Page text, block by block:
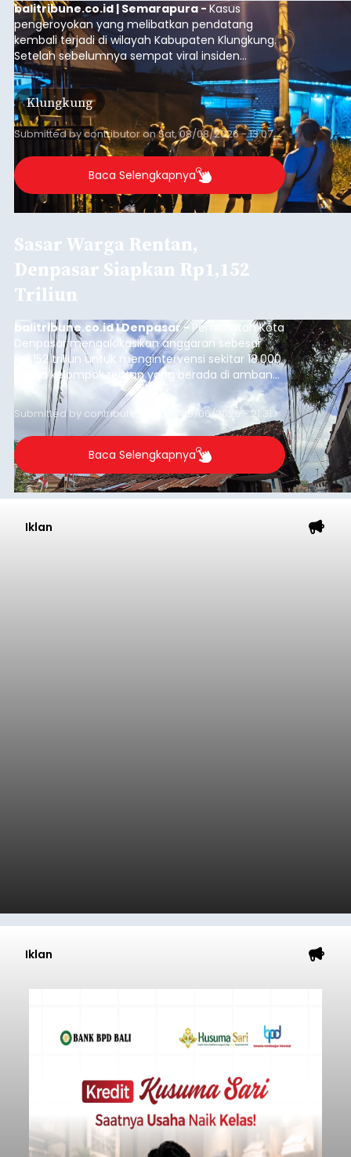
balitribune.co.id | Semarapura -Kasus
pengeroyokan yang melibatkan pendatang
kembali terjadi di wilayah Kabupaten Klungkung.
Setelah sebelumnya sempat viral insiden
keributan di barat Pasar Galiran, peristiwa serupa
kini menimpa seorang pemuda asal Kabupaten
Sumba Barat Daya (SBD), Nusa Tenggara Timur
(NTT).
Klungkung
Submitted bycontributoronSat, 08/08/2026 - 13:07
Baca Selengkapnya
Sasar Warga Rentan,
Denpasar Siapkan Rp1,152
Triliun
balitribune.co.id I Denpasar - Pemerintah Kota
Denpasar mengalokasikan anggaran sebesar
Rp1,152 triliun untuk mengintervensi sekitar 18.000
warga kelompok rentan yang berada di ambang
garis kemiskinan. Langkah strategis ini diambil
guna menjaga masyarakat yang berada pada
kelompok desil 5 dan 6 tersebut agar tidak
merosot ke kategori miskin.
Submitted by contributor Thu, 08/06/2026 - 21:31
Baca Selengkapnya
Iklan
Iklan